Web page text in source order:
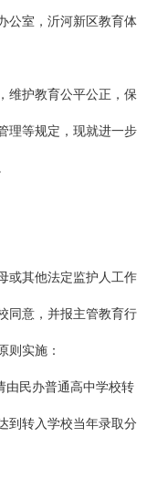
公室，沂河新区教育体
维护教育公平公正，保
理等规定，现就进一步
或其他法定监护人工作
同意，并报主管教育行
则实施：
由民办普通高中学校转
到转入学校当年录取分